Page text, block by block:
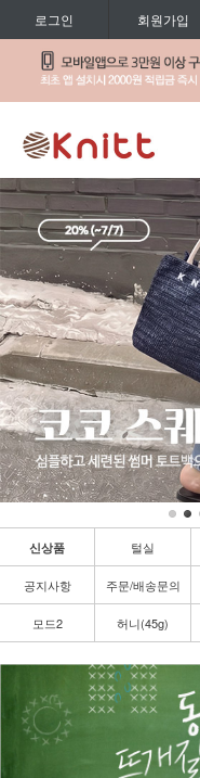
로그인 회원가입
신상품 털실
공지사항 주문/배송문의
모드2 허니(45g)